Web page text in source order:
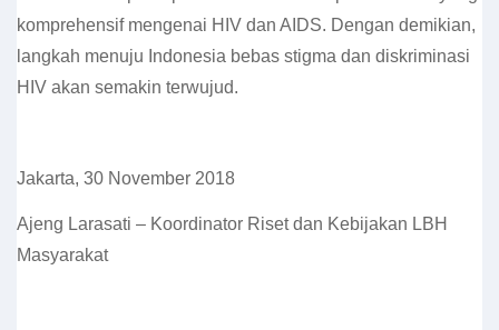
komprehensif mengenai HIV dan AIDS. Dengan demikian,
langkah menuju Indonesia bebas stigma dan diskriminasi
HIV akan semakin terwujud.
Jakarta, 30 November 2018
Ajeng Larasati – Koordinator Riset dan Kebijakan LBH
Masyarakat